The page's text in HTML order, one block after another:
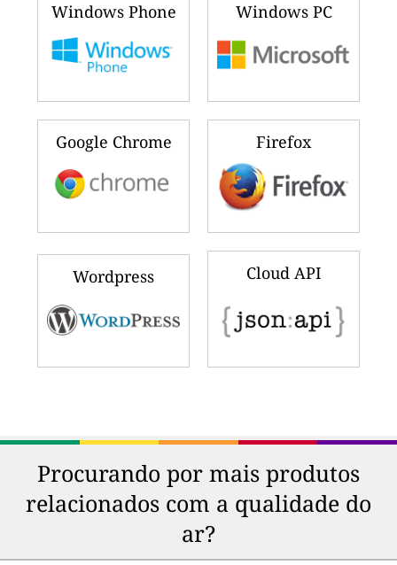
Windows Phone Windows PC
Google Chrome Firefox
Wordpress Cloud API
Procurando por mais produtos
relacionados com a qualidade do
ar?